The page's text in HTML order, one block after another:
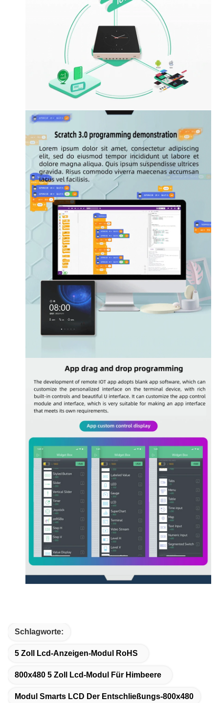
Schlagworte:
5 Zoll Lcd-Anzeigen-Modul RoHS
800x480 5 Zoll Lcd-Modul Für Himbeere
Modul Smarts LCD Der Entschließungs-800x480